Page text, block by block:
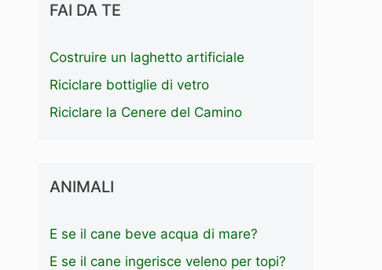
FAI DA TE
Costruire un laghetto artificiale
Riciclare bottiglie di vetro
Riciclare la Cenere del Camino
ANIMALI
E se il cane beve acqua di mare?
E se il cane ingerisce veleno per topi?